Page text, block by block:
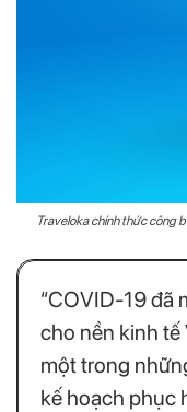
Traveloka chính thức công
“COVID-19 đã
cho nền kinh tế
một trong
kế hoạch phục